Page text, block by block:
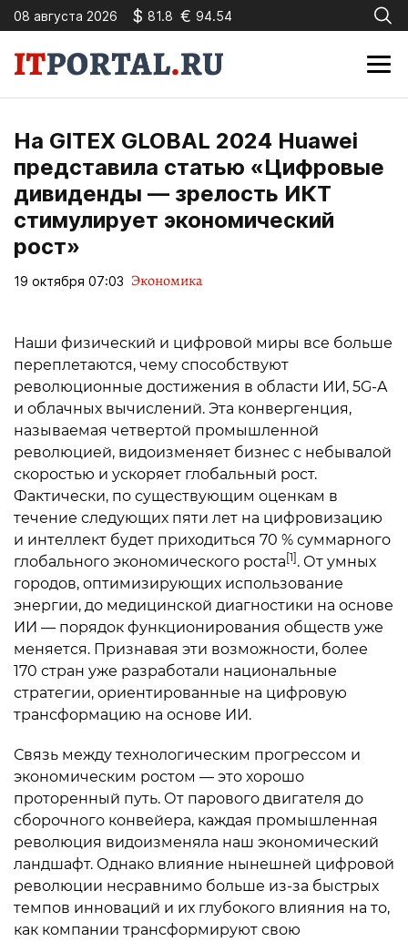
08 августа 2026 $ 81.8 € 94.54
На GITEX GLOBAL 2024 Huawei
представила статью «Цифровые
дивиденды — зрелость ИКТ
стимулирует экономический
рост»
19 октября 07:03 Экономика
Наши физический и цифровой миры все больше
переплетаются, чему способствуют
революционные достижения в области ИИ, 5G-A
и облачных вычислений. Эта конвергенция,
называемая четвертой промышленной
революцией, видоизменяет бизнес с небывалой
скоростью и ускоряет глобальный рост.
Фактически, по существующим оценкам в
течение следующих пяти лет на цифровизацию
и интеллект будет приходиться 70 % суммарного
глобального экономического роста [1] . От умных
городов, оптимизирующих использование
энергии, до медицинской диагностики на основе
ИИ — порядок функционирования обществ уже
меняется. Признавая эти возможности, более
170 стран уже разработали национальные
стратегии, ориентированные на цифровую
трансформацию на основе ИИ.
Связь между технологическим прогрессом и
экономическим ростом — это хорошо
проторенный путь. От парового двигателя до
сборочного конвейера, каждая промышленная
революция видоизменяла наш экономический
ландшафт. Однако влияние нынешней цифровой
революции несравнимо больше из-за быстрых
темпов инноваций и их глубокого влияния на то,
как компании трансформируют свою